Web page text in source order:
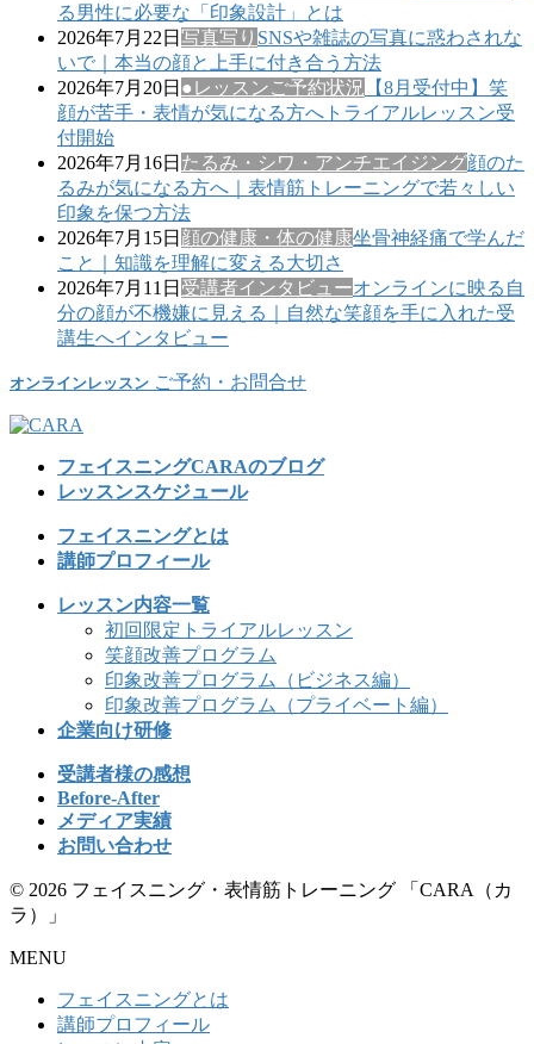
る男性に必要な「印象設計」とは
2026年7月22日 写真写り SNSや雑誌の写真に惑わされな
いで｜本当の顔と上手に付き合う方法
2026年7月20日 ●レッスンご予約状況
【8月受付中】笑
顔が苦手・表情が気になる方へトライアルレッスン受
付開始
2026年7月16日 たるみ・シワ・アンチエイジング顔のた
るみが気になる方へ｜表情筋トレーニングで若々しい
印象を保つ方法
2026年7月15日 顔の健康・体の健康坐骨神経痛で学んだ
こと｜知識を理解に変える大切さ
2026年7月11日 受講者インタビューオンラインに映る自
分の顔が不機嫌に見える｜自然な笑顔を手に入れた受
講生へインタビュー
オンラインレッスン ご予約・お問合せ
フェイスニングCARAのブログ
レッスンスケジュール
フェイスニングとは
講師プロフィール
レッスン内容一覧
初回限定トライアルレッスン
笑顔改善プログラム
印象改善プログラム（ビジネス編）
印象改善プログラム（プライベート編）
企業向け研修
受講者様の感想
Before-After
メディア実績
お問い合わせ
© 2026 フェイスニング・表情筋トレーニング 「CARA（カ
ラ）」
MENU
フェイスニングとは
講師プロフィール